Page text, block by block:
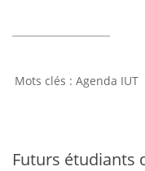
Agenda IUT
Futurs étudiants